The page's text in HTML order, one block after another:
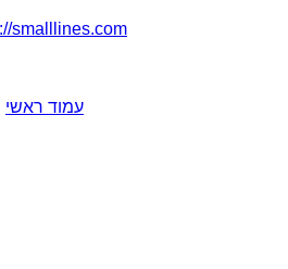
smalllines.com
עמוד ראשי